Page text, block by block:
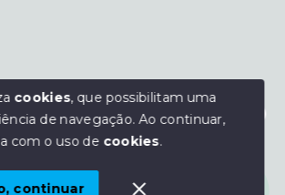
Estamos disponíveis para te ajudar.
- Imobiliária Nassif - Todos os
cookies, que possibilitam uma
de navegação.Ao continuar,
com o uso de cookies.
continuar